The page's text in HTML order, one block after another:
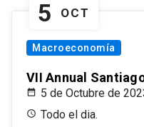
5 OCT
Macroeconomía
VII Annual
5 de Octubre de
Todo el dia.